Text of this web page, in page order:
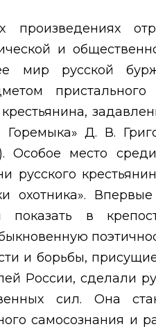
произведениях
и
мир русской
Горемыка» Д. В.
место среди
русского
охотника».
показать в
и борьбы,
России, сделали
сил. Она
самосознания и